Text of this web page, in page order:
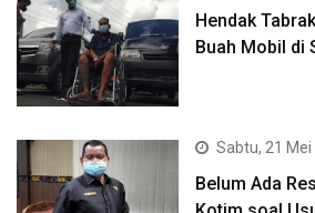
Hendak
Buah Mobil di
Sabtu, 21 Mei
Belum Ada